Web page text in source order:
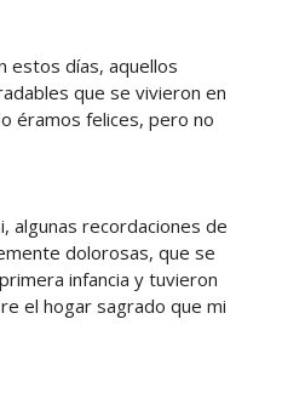
estos días, aquellos
que se vivieron en
éramos felices, pero no
algunas recordaciones de
dolorosas, que se
infancia y tuvieron
el hogar sagrado que mi